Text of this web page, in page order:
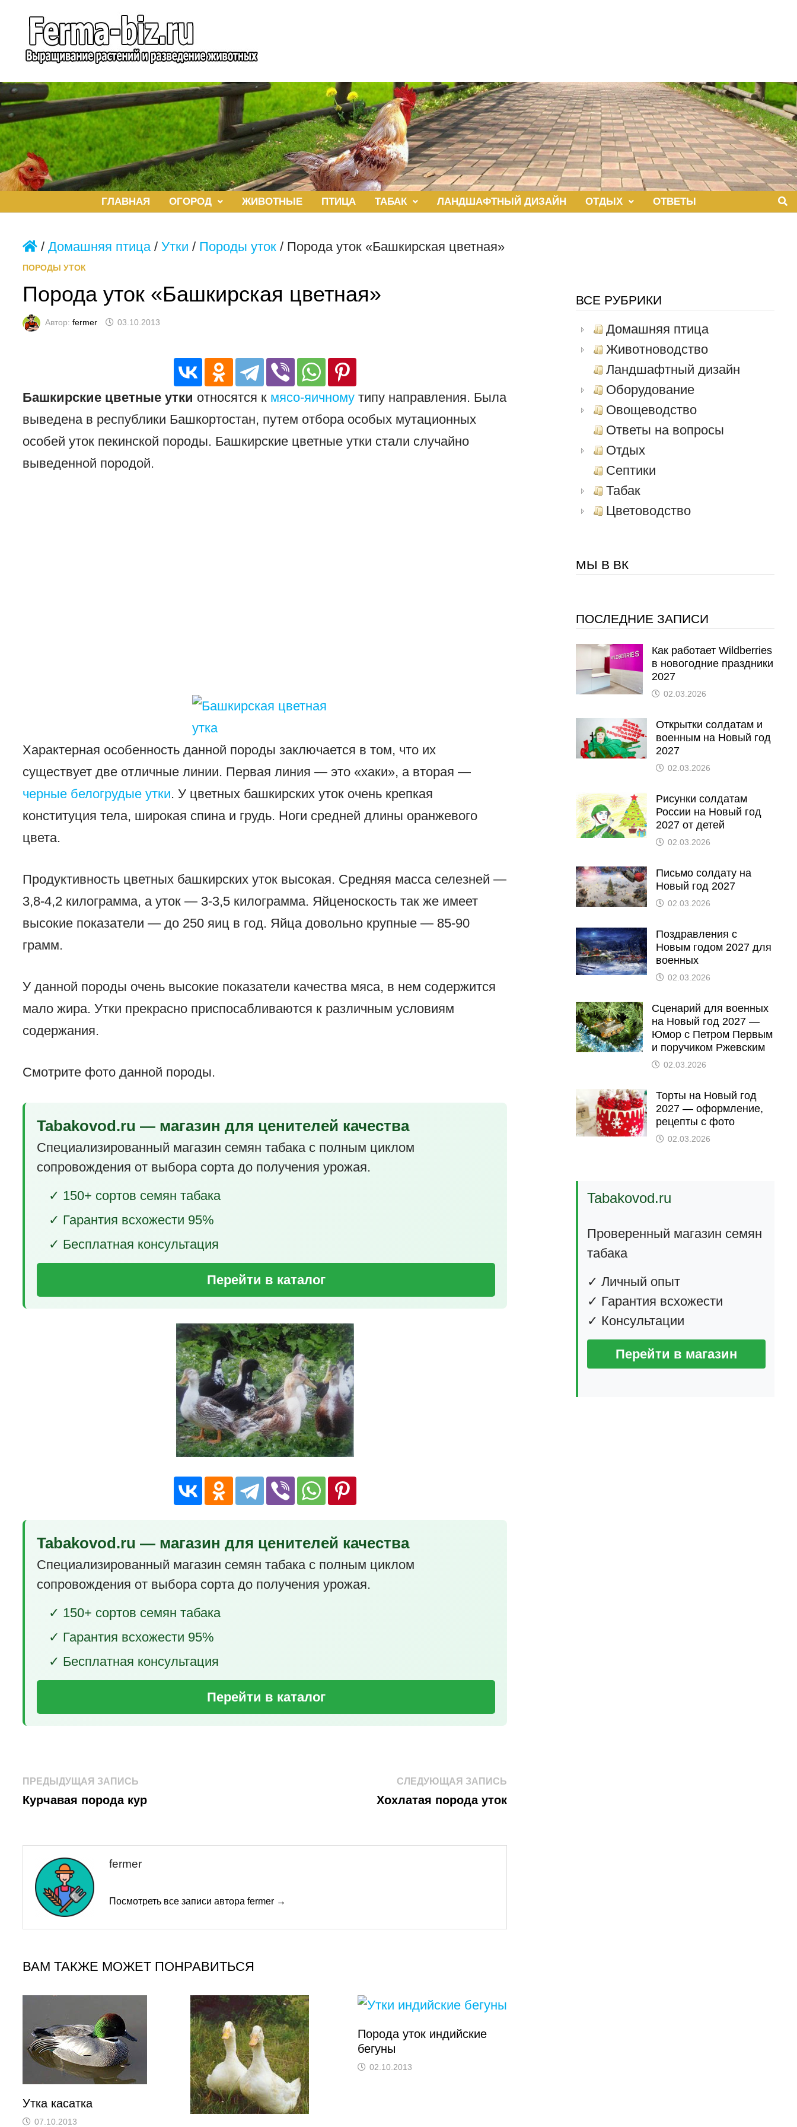
содержимому
ГЛАВНАЯ ОГОРОД ЖИВОТНЫЕ ПТИЦА ТАБАК ЛАНДШАФТНЫЙ ДИЗАЙН ОТДЫХ ОТВЕТЫ
/Домашняя птица/Утки / Породы уток / Порода уток «Башкирская цветная»
ПОРОДЫ УТОК
Порода уток «Башкирская цветная»
Автор:fermer 03.10.2013
Башкирские цветные утки относятся к мясо-яичному типу направления. Была
выведена в республики Башкортостан, путем отбора особых мутационных
особей уток пекинской породы. Башкирские цветные утки стали случайно
выведенной породой.
Характерная особенность данной породы заключается в том, что их
существует две отличные линии. Первая линия — это «хаки», а вторая —
черные белогрудые утки. У цветных башкирских уток очень крепкая
конституция тела, широкая спина и грудь. Ноги средней длины оранжевого
цвета.
Продуктивность цветных башкирских уток высокая. Средняя масса селезней —
3,8-4,2 килограмма, а уток — 3-3,5 килограмма. Яйценоскость так же имеет
высокие показатели — до 250 яиц в год. Яйца довольно крупные — 85-90
грамм.
У данной породы очень высокие показатели качества мяса, в нем содержится
мало жира. Утки прекрасно приспосабливаются к различным условиям
содержания.
Смотрите фото данной породы.
Tabakovod.ru — магазин для ценителей качества
Специализированный магазин семян табака с полным циклом
сопровождения от выбора сорта до получения урожая.
✓ 150+ сортов семян табака
✓ Гарантия всхожести 95%
✓ Бесплатная консультация
Перейти в каталог
Tabakovod.ru — магазин для ценителей качества
Специализированный магазин семян табака с полным циклом
сопровождения от выбора сорта до получения урожая.
✓ 150+ сортов семян табака
✓ Гарантия всхожести 95%
✓ Бесплатная консультация
Перейти в каталог
Навигация
по
ПРЕДЫДУЩАЯ ЗАПИСЬ
запись:
Курчавая порода кур
СЛЕДУЮЩАЯ ЗАПИСЬСледующая
запись:
Хохлатая порода уток
fermer
Посмотреть все записи автора fermer →
ВАМ ТАКЖЕ МОЖЕТ ПОНРАВИТЬСЯ
Утка касатка
07.10.2013
Порода уток индийские
бегуны
02.10.2013
ВСЕ РУБРИКИ
Домашняя птица
Животноводство
Ландшафтный дизайн
Оборудование
Овощеводство
Ответы на вопросы
Отдых
Септики
Табак
Цветоводство
МЫ В ВК
ПОСЛЕДНИЕ ЗАПИСИ
Как работает Wildberries
в новогодние праздники
2027
02.03.2026
Открытки солдатам и
военным на Новый год
2027
02.03.2026
Рисунки солдатам
России на Новый год
2027 от детей
02.03.2026
Письмо солдату на
Новый год 2027
02.03.2026
Поздравления с
Новым годом 2027 для
военных
02.03.2026
Сценарий для военных
на Новый год 2027 —
Юмор с Петром Первым
и поручиком Ржевским
02.03.2026
Торты на Новый год
2027 — оформление,
рецепты с фото
02.03.2026
Tabakovod.ru
Проверенный магазин семян
табака
✓ Личный опыт
✓ Гарантия всхожести
✓ Консультации
Перейти в магазин